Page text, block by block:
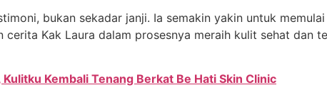
bukan sekadar janji. Ia semakin yakin untuk
cerita Kak Laura dalam prosesnya meraih kulit sehat dan
Kembali Tenang Berkat Be Hati Skin Clinic